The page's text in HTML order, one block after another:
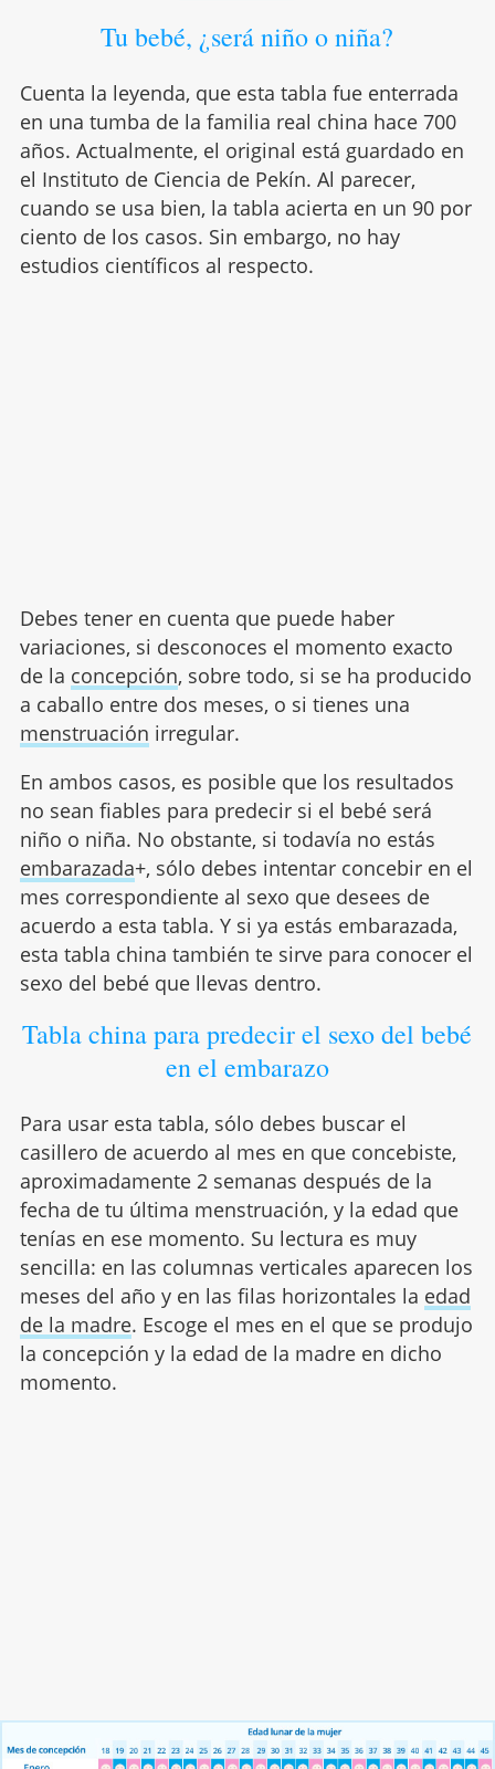
Tu bebé, ¿será niño o niña?
Cuenta la leyenda, que esta tabla fue enterrada
en una tumba de la familia real china hace 700
años. Actualmente, el original está guardado en
el Instituto de Ciencia de Pekín. Al parecer,
cuando se usa bien, la tabla acierta en un 90 por
ciento de los casos. Sin embargo, no hay
estudios científicos al respecto.
Debes tener en cuenta que puede haber
variaciones, si desconoces el momento exacto
de la concepción, sobre todo, si se ha producido
a caballo entre dos meses, o si tienes una
menstruación irregular.
En ambos casos, es posible que los resultados
no sean fiables para predecir si el bebé será
niño o niña. No obstante, si todavía no estás
embarazada+, sólo debes intentar concebir en el
mes correspondiente al sexo que desees de
acuerdo a esta tabla. Y si ya estás embarazada,
esta tabla china también te sirve para conocer el
sexo del bebé que llevas dentro.
Tabla china para predecir el sexo del bebé
en el embarazo
Para usar esta tabla, sólo debes buscar el
casillero de acuerdo al mes en que concebiste,
aproximadamente 2 semanas después de la
fecha de tu última menstruación, y la edad que
tenías en ese momento. Su lectura es muy
sencilla: en las columnas verticales aparecen los
meses del año y en las filas horizontales la edad
de la madre. Escoge el mes en el que se produjo
la concepción y la edad de la madre en dicho
momento.